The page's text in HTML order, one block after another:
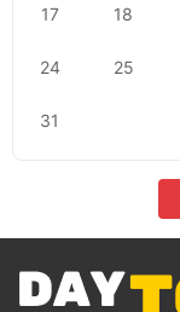
17 18
24 25
31